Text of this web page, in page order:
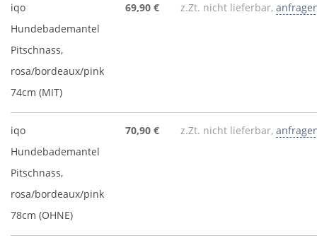
iqo
Hundebademantel
Pitschnass,
rosa/bordeaux/pink
74cm (MIT)
69,90 € z.Zt. nicht lieferbar,
iqo
Hundebademantel
Pitschnass,
rosa/bordeaux/pink
78cm (OHNE)
70,90 € z.Zt. nicht lieferbar,